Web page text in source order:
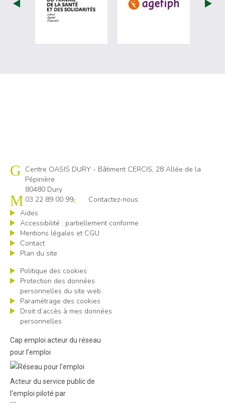
visiter les site de Ministère du travail
visiter les
Cap emploi 80
Centre OASIS DURY - Bâtiment CERCIS, 28 Allée de la
Pépinière
80480 Dury
03 22 89 00 99
Contactez-nous
Aides
Accessibilité : partiellement conforme
Mentions légales et CGU
Contact
Plan du site
Politique des cookies
Protection des données
personnelles du site web
Paramétrage des cookies
Droit d’accès à mes données
personnelles
Cap emploi acteur du réseau
pour l’emploi
Acteur du service public de
l'emploi piloté par